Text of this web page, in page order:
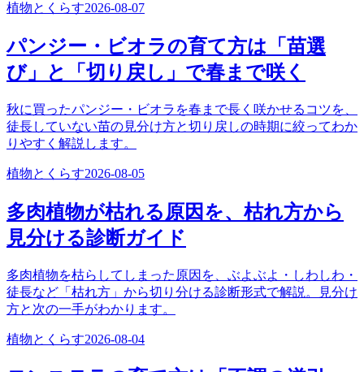
植物とくらす2026-08-07
パンジー・ビオラの育て方は「苗選
び」と「切り戻し」で春まで咲く
秋に買ったパンジー・ビオラを春まで長く咲かせるコツを、
徒長していない苗の見分け方と切り戻しの時期に絞ってわか
りやすく解説します。
植物とくらす2026-08-05
多肉植物が枯れる原因を、枯れ方から
見分ける診断ガイド
多肉植物を枯らしてしまった原因を、ぶよぶよ・しわしわ・
徒長など「枯れ方」から切り分ける診断形式で解説。見分け
方と次の一手がわかります。
植物とくらす2026-08-04